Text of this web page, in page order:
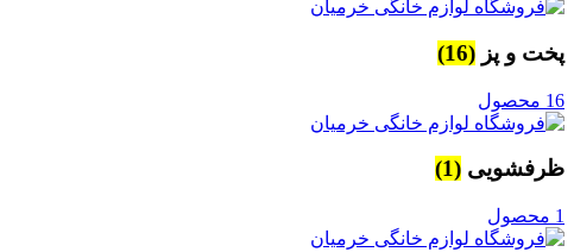
پخت و پز (16)
16 محصول
ظرفشویی (1)
1 محصول